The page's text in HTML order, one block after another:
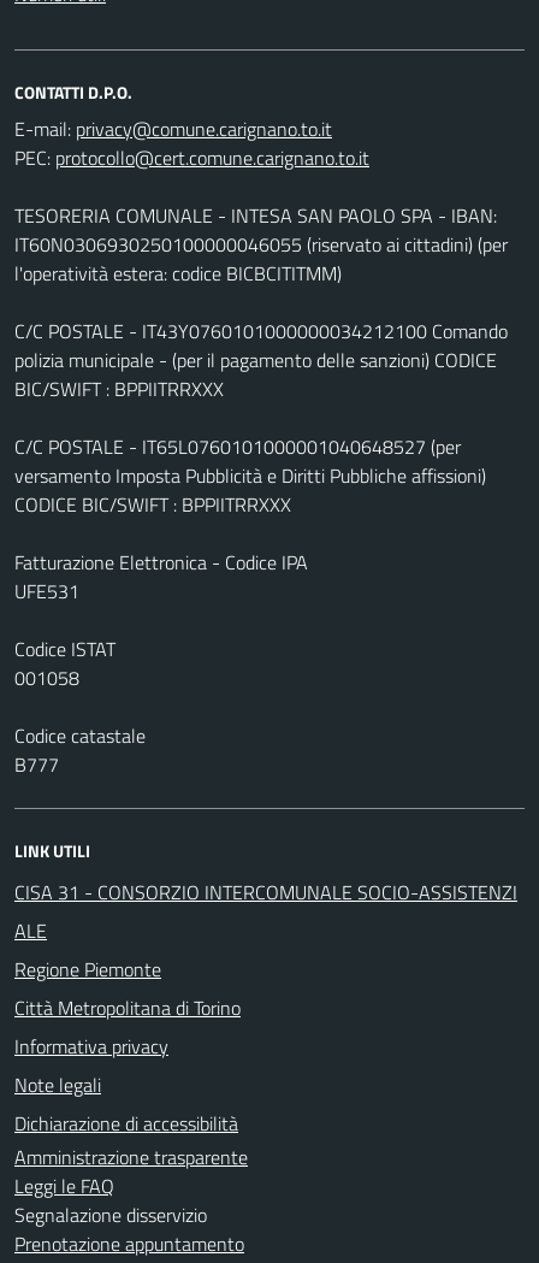
CONTATTI D.P.O.
E-mail:
PEC:
TESORERIA COMUNALE - INTESA SAN PAOLO SPA - IBAN:
IT60N0306930250100000046055 (riservato ai cittadini) (per
l'operatività estera: codice BICBCITITMM)
C/C POSTALE - IT43Y0760101000000034212100 Comando
polizia municipale - (per il pagamento delle sanzioni) CODICE
BIC/SWIFT : BPPIITRRXXX
C/C POSTALE - IT65L0760101000001040648527 (per
versamento Imposta Pubblicità e Diritti Pubbliche affissioni)
CODICE BIC/SWIFT : BPPIITRRXXX
Fatturazione Elettronica - Codice IPA
UFE531
Codice ISTAT
001058
Codice catastale
B777
LINK UTILI
CISA 31 - CONSORZIO INTERCOMUNALE SOCIO-ASSISTENZI
ALE
Regione Piemonte
Città Metropolitana di Torino
Informativa privacy
Note legali
Dichiarazione di accessibilità
Amministrazione trasparente
Leggi le FAQ
Segnalazione disservizio
Prenotazione appuntamento